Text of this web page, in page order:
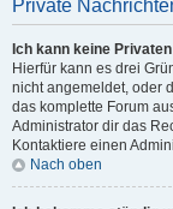
Private
Ich kann keine
Hierfür kann es drei
nicht angemeldet, oder
das komplette Forum
Administrator dir das
Kontaktiere einen
Nach oben